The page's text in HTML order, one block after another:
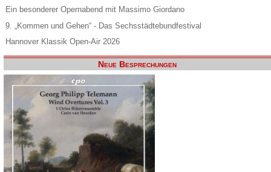
Ein besonderer Opernabend mit Massimo Giordano
9. „Kommen und Gehen“ - Das Sechsstädtebundfestival
Hannover Klassik Open-Air 2026
Neue Besprechungen